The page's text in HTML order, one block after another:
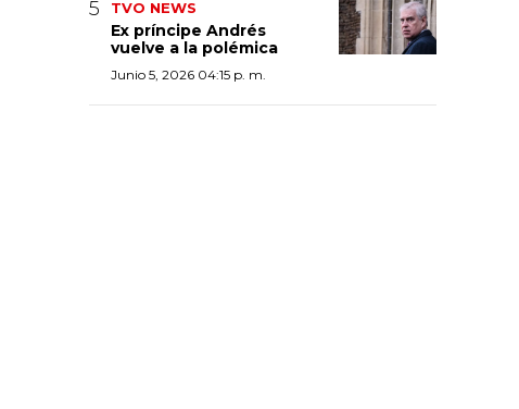
TVO NEWS
Ex príncipe Andrés
vuelve a la polémica
Junio 5, 2026 04:15 p. m.